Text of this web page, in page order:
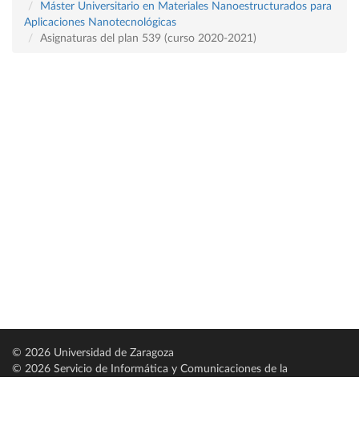
Máster Universitario en Materiales Nanoestructurados para
Aplicaciones Nanotecnológicas
Asignaturas del plan 539 (curso 2020-2021)
© 2026 Universidad de Zaragoza
© 2026 Servicio de Informática y Comunicaciones de la